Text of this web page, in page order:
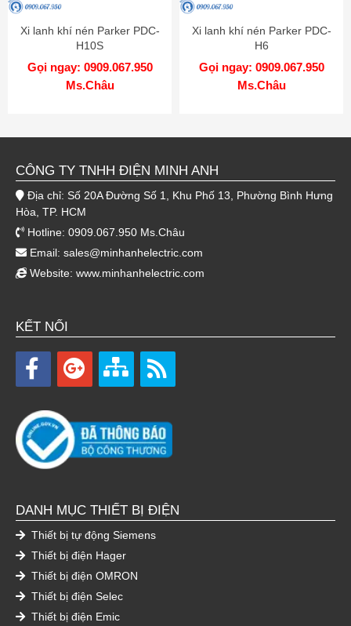
Xi lanh khí nén Parker PDC-
H10S
Gọi ngay: 0909.067.950
Ms.Châu
Xi lanh khí nén Parker PDC-
H6
Gọi ngay: 0909.067.950
Ms.Châu
CÔNG TY TNHH ĐIỆN MINH ANH
Địa chỉ: Số 20A Đường Số 1, Khu Phố 13, Phường Bình Hưng
Hòa, TP. HCM
Hotline: 0909.067.950 Ms.Châu
Email: sales@minhanhelectric.com
Website: www.minhanhelectric.com
KẾT NỐI
DANH MỤC THIẾT BỊ ĐIỆN
Thiết bị tự động Siemens
Thiết bị điện Hager
Thiết bị điện OMRON
Thiết bị điện Selec
Thiết bị điện Emic